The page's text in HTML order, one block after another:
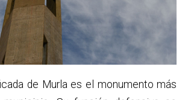
de Murla es el monumento más